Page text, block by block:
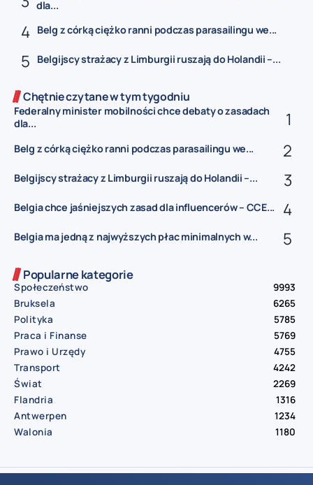
dla...
Belg z córką ciężko ranni podczas parasailingu we...
Belgijscy strażacy z Limburgii ruszają do Holandii –...
Chętnie czytane w tym tygodniu
Federalny minister mobilności chce debaty o zasadach
dla...
Belg z córką ciężko ranni podczas parasailingu we...
Belgijscy strażacy z Limburgii ruszają do Holandii –...
Belgia chce jaśniejszych zasad dla influencerów – CCE...
Belgia ma jedną z najwyższych płac minimalnych w...
Popularne kategorie
Społeczeństwo
9993
Bruksela
6265
Polityka
5785
Praca i Finanse
5769
Prawo i Urzędy
4755
Transport
4242
Świat
2269
Flandria
1316
Antwerpen
1234
Walonia
1180